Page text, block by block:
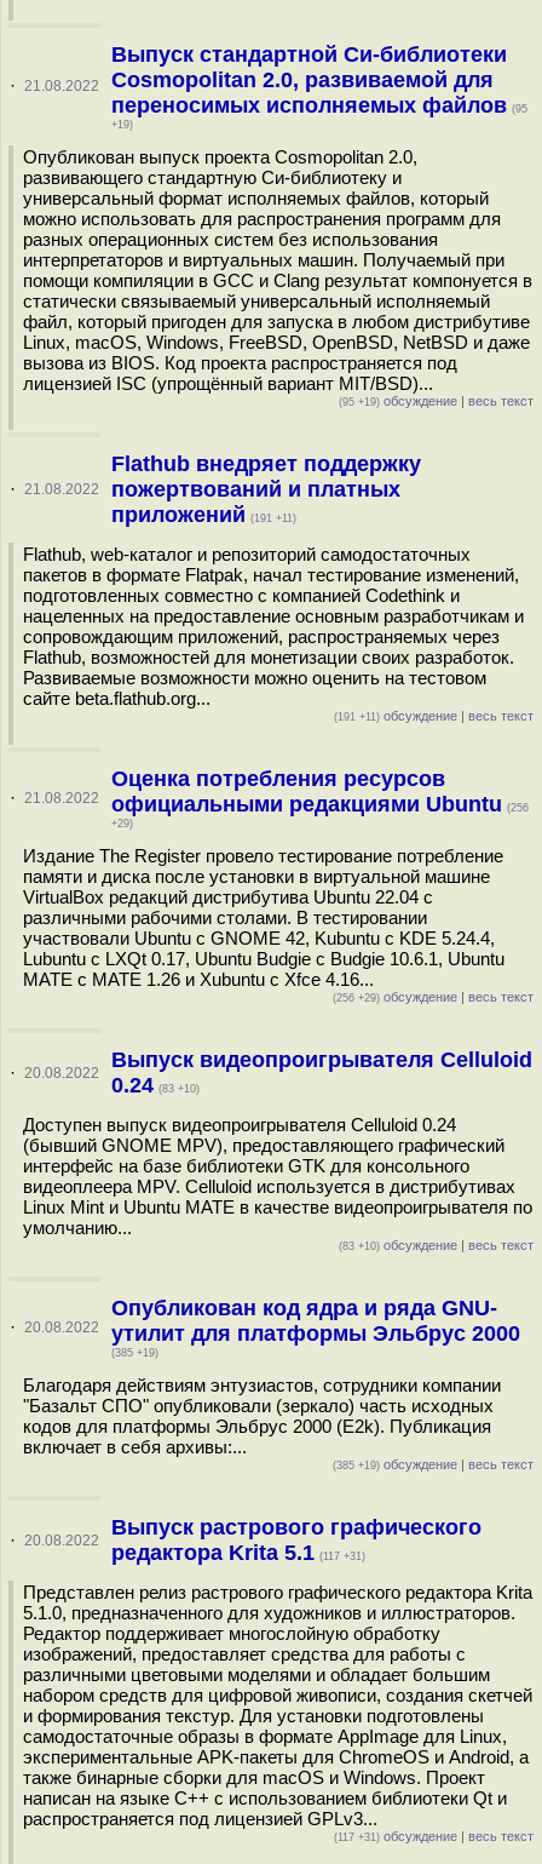
· 21.08.2022
Выпуск стандартной Си-библиотеки
Cosmopolitan 2.0, развиваемой для
переносимых исполняемых файлов (95
+19)
Опубликован выпуск проекта Cosmopolitan 2.0,
развивающего стандартную Си-библиотеку и
универсальный формат исполняемых файлов, который
можно использовать для распространения программ для
разных операционных систем без использования
интерпретаторов и виртуальных машин. Получаемый при
помощи компиляции в GCC и Clang результат компонуется в
статически связываемый универсальный исполняемый
файл, который пригоден для запуска в любом дистрибутиве
Linux, macOS, Windows, FreeBSD, OpenBSD, NetBSD и даже
вызова из BIOS. Код проекта распространяется под
лицензией ISC (упрощённый вариант MIT/BSD)...
(95 +19) обсуждение | весь текст
· 21.08.2022
Flathub внедряет поддержку
пожертвований и платных
приложений (191 +11)
Flathub, web-каталог и репозиторий самодостаточных
пакетов в формате Flatpak, начал тестирование изменений,
подготовленных совместно с компанией Codethink и
нацеленных на предоставление основным разработчикам и
сопровождающим приложений, распространяемых через
Flathub, возможностей для монетизации своих разработок.
Развиваемые возможности можно оценить на тестовом
сайте beta.flathub.org...
(191 +11) обсуждение | весь текст
· 21.08.2022
Оценка потребления ресурсов
официальными редакциями Ubuntu (256
+29)
Издание The Register провело тестирование потребление
памяти и диска после установки в виртуальной машине
VirtualBox редакций дистрибутива Ubuntu 22.04 с
различными рабочими столами. В тестировании
участвовали Ubuntu c GNOME 42, Kubuntu с KDE 5.24.4,
Lubuntu с LXQt 0.17, Ubuntu Budgie с Budgie 10.6.1, Ubuntu
MATE с MATE 1.26 и Xubuntu с Xfce 4.16...
(256 +29) обсуждение | весь текст
· 20.08.2022
Выпуск видеопроигрывателя Celluloid
0.24 (83 +10)
Доступен выпуск видеопроигрывателя Celluloid 0.24
(бывший GNOME MPV), предоставляющего графический
интерфейс на базе библиотеки GTK для консольного
видеоплеера MPV. Celluloid используется в дистрибутивах
Linux Mint и Ubuntu MATE в качестве видеопроигрывателя по
умолчанию...
(83 +10) обсуждение | весь текст
· 20.08.2022
Опубликован код ядра и ряда GNU-
утилит для платформы Эльбрус 2000
(385 +19)
Благодаря действиям энтузиастов, сотрудники компании
"Базальт СПО" опубликовали (зеркало) часть исходных
кодов для платформы Эльбрус 2000 (E2k). Публикация
включает в себя архивы:...
(385 +19) обсуждение | весь текст
· 20.08.2022
Выпуск растрового графического
редактора Krita 5.1 (117 +31)
Представлен релиз растрового графического редактора Krita
5.1.0, предназначенного для художников и иллюстраторов.
Редактор поддерживает многослойную обработку
изображений, предоставляет средства для работы с
различными цветовыми моделями и обладает большим
набором средств для цифровой живописи, создания скетчей
и формирования текстур. Для установки подготовлены
самодостаточные образы в формате AppImage для Linux,
экспериментальные APK-пакеты для ChromeOS и Android, а
также бинарные сборки для macOS и Windows. Проект
написан на языке С++ с использованием библиотеки Qt и
распространяется под лицензией GPLv3...
(117 +31) обсуждение | весь текст